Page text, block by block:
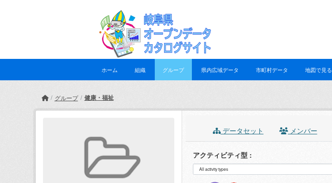
ホーム 組織 グループ 県内広域データ 市町村データ 地図で見る
グループ 健康・福祉
データセット メンバー
アクティビティ型